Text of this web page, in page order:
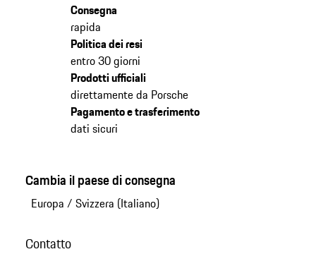
Consegna
rapida
Politica dei resi
entro 30 giorni
Prodotti ufficiali
direttamente da Porsche
Pagamento e trasferimento
dati sicuri
Cambia il paese di consegna
Europa / Svizzera (Italiano)
Contatto